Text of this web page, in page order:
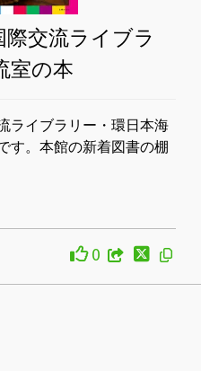
際交流ライブラ
室の本
ライブラリー・環日本海
す。本館の新着図書の棚
0